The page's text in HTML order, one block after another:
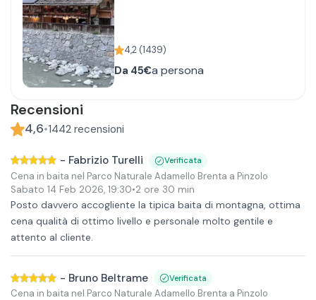
4,2(1439)
Da 45€a persona
Recensioni
4,6•1442 recensioni
- Fabrizio Turelli Verificata
Cena in baita nel Parco Naturale Adamello Brenta a Pinzolo
Sabato 14 Feb 2026, 19:30•2 ore 30 min
Posto davvero accogliente la tipica baita di montagna, ottima
cena qualità di ottimo livello e personale molto gentile e
attento al cliente.
- Bruno Beltrame Verificata
Cena in baita nel Parco Naturale Adamello Brenta a Pinzolo